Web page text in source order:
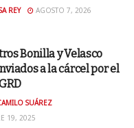
REY AGOSTO 7, 2026
Bonilla y Velasco
a la cárcel por el
SUÁREZ
19, 2025